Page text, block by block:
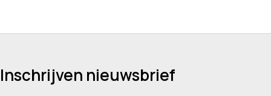
Inschrijven nieuwsbrief